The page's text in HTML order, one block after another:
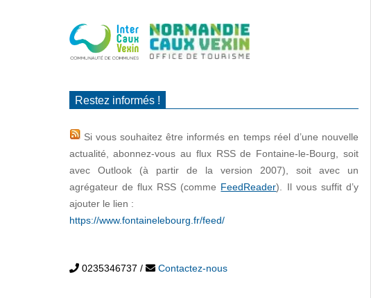
Restez informés !
Si vous souhaitez être informés en temps réel d’une nouvelle
actualité, abonnez-vous au flux RSS de Fontaine-le-Bourg, soit
avec Outlook (à partir de la version 2007), soit avec un
agrégateur de flux RSS (comme FeedReader). Il vous suffit d’y
ajouter le lien :
https://www.fontainelebourg.fr/feed/
0235346737 / Contactez-nous